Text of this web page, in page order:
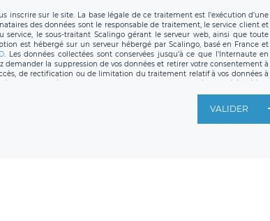
inscrire sur le site. La base légale de ce traitement est l’exécution d’une
des données sont le responsable de traitement, le service client et
service, le sous-traitant Scalingo gérant le serveur web, ainsi que toute
est hébergé sur un serveur hébergé par Scalingo, basé en France et
. Les données collectées sont conservées jusqu’à ce que l’Internaute en
la suppression de vos données et retirer votre consentement à
de rectification ou de limitation du traitement relatif à vos données à
de vos données. Vous pouvez exercer ces droits auprès du délégué à la
siège social de LÉGAVOX et est joignable à l’adresse mail suivante :
Vous avez également le droit d’introduire une réclamation
VALIDER